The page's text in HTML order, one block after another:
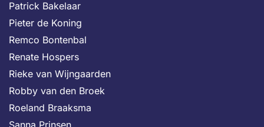
Patrick Bakelaar
Pieter de Koning
Remco Bontenbal
Renate Hospers
Rieke van Wijngaarden
Robby van den Broek
Roeland Braaksma